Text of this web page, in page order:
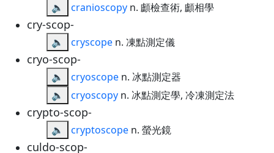
🔈 cranioscopy n. 顱檢查術, 顱相學
cry-scop-
🔈 cryscope n. 凍點測定儀
cryo-scop-
🔈 cryoscope n. 冰點測定器
🔈
cryoscopy n. 冰點測定學, 冷凍測定法
crypto-scop-
🔈 cryptoscope n. 螢光鏡
culdo-scop-